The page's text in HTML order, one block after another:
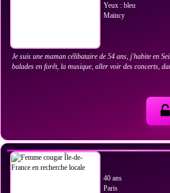
Yeux : bleu
Maincy
Je suis une maman célibataire de 54 ans, j'habite en
balades en forêt, la musique, aller voir des concerts,
40 ans
Paris